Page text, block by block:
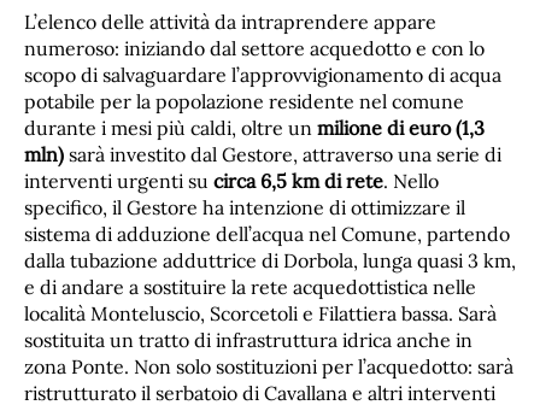
L’elenco delle attività da intraprendere appare
numeroso: iniziando dal settore acquedotto e con lo
scopo di salvaguardare l’approvvigionamento di acqua
potabile per la popolazione residente nel comune
durante i mesi più caldi, oltre un milione di euro (1,3
mln) sarà investito dal Gestore, attraverso una serie di
interventi urgenti su circa 6,5 km di rete. Nello
specifico, il Gestore ha intenzione di ottimizzare il
sistema di adduzione dell’acqua nel Comune, partendo
dalla tubazione adduttrice di Dorbola, lunga quasi 3 km,
e di andare a sostituire la rete acquedottistica nelle
località Monteluscio, Scorcetoli e Filattiera bassa. Sarà
sostituita un tratto di infrastruttura idrica anche in
zona Ponte. Non solo sostituzioni per l’acquedotto: sarà
ristrutturato il serbatoio di Cavallana e altri interventi